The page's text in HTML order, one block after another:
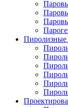
Пиролизные